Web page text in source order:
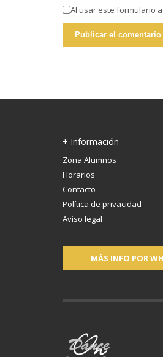
Al usar este formulario
+ Información
Zona Alumnos
Horarios
Contacto
Política de privacidad
Aviso legal
MÁS INFO POR